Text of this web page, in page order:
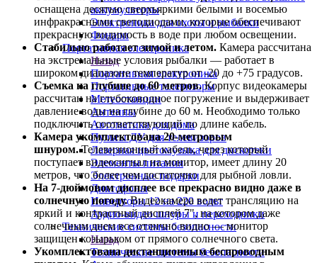
аккумуляторы
Электроника для охоты и рыбалки
Фонари
Портативная электроника
Назад
Портативная электроника
Портативные телевизоры
Метеостанции
Антенны
Автоматика для дома
Пульты ДУ для телевизоров
Лазерная цветомузыка для дискотеки
Элементы питания
Электронные подарки
Диктофоны
Инверторы 12 на 220 вольт
Аудио-видео шнуры и переходники
Технические системы безопасности
Назад
Технические системы безопасности
оснащена десятью сверхъяркими белыми и восемью
инфракрасными светодиодами, которые обеспечивают
прекрасную видимость в воде при любом освещении.
Стабильно работает зимой и летом. Камера рассчитана
на экстремальные условия рыбалки — работает в
широком диапазоне температур от -20 до +75 градусов.
Съемка на глубине до 60 метров.Корпус видеокамеры
рассчитан на глубоководное погружение и выдерживает
давление воды на глубине до 60 м. Необходимо только
подключить соответствующий по длине кабель.
Камера укомплектована 20-метровым
шнуром.Телевизионный кабель, через который
поступает видеосигнал на монитор, имеет длину 20
метров, что более чем достаточно для рыбной ловли.
На 7-дюймовом дисплее все прекрасно видно даже в
солнечную погоду.Видеокамера ведет трансляцию на
яркий и контрастный дисплей 7", на котором даже
солнечным днем все отлично видно — монитор
защищен козырьком от прямого солнечного света.
Укомплектована дистанционным беспроводным